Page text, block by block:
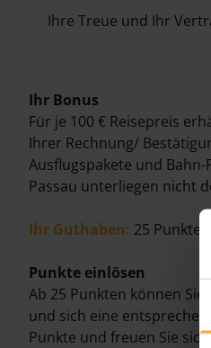
Ihre Treue und Ihr
Ihr Bonus
Für je 100 € Reisepreis
Ihrer Rechnung/
Ausflugspakete und
Passau unterliegen nicht
Ihr Guthaben: 25 Punkte
Punkte einlösen
Ab 25 Punkten können
und sich eine
Punkte und freuen Sie